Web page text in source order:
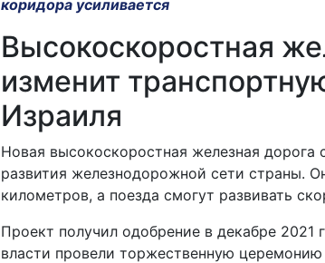
коридора усиливается
Высокоскоростная
изменит
Израиля
Новая высокоскоростная железная дорога
развития железнодорожной сети страны.
километров, а поезда смогут развивать
Проект получил одобрение в декабре 2021
власти провели торжественную